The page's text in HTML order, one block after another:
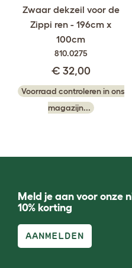
Zwaar dekzeil voor de
Zippi ren - 196cm x
100cm
810.0275
€ 32,00
Voorraad controleren in ons
magazijn...
Meld je aan voor onze
10% korting
AANMELDEN